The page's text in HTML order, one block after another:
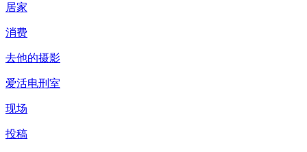
居家
消费
去他的摄影
爱活电刑室
现场
投稿